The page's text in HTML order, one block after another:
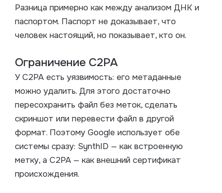
Разница примерно как между анализом ДНК и
паспортом. Паспорт не доказывает, что
человек настоящий, но показывает, кто он.
Ограничение C2PA
У C2PA есть уязвимость: его метаданные
можно удалить. Для этого достаточно
пересохранить файл без меток, сделать
скриншот или перевести файл в другой
формат. Поэтому Google использует обе
системы сразу: SynthID — как встроенную
метку, а C2PA — как внешний сертификат
происхождения.